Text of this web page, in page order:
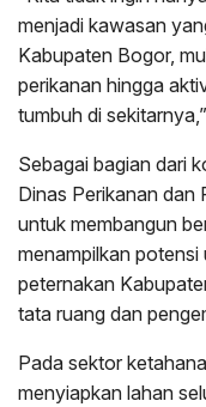
menjadi kawasan
Kabupaten Bogor,
perikanan hingga
tumbuh di
Sebagai bagian dari
Dinas Perikanan dan
untuk membangun
menampilkan
peternakan
tata ruang dan
Pada sektor
menyiapkan lahan